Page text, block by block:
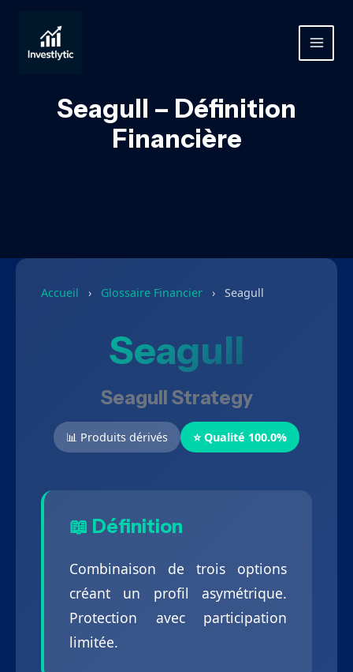
contenu
MAIN
Seagull – Définition
Financière
Accueil › Glossaire Financier › Seagull
Seagull
Seagull Strategy
📊 Produits dérivés ⭐ Qualité 100.0%
📖 Définition
Combinaison de trois options
créant un profil asymétrique.
Protection avec participation
limitée.